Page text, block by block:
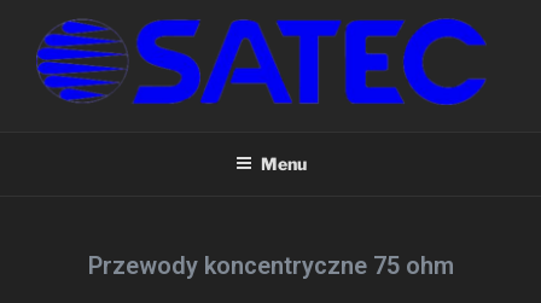
CCTV, CATV, Radiokomunikacji, Teleinformatyce, WLAN, CB, SMATV
Menu
Przewody koncentryczne 75 ohm